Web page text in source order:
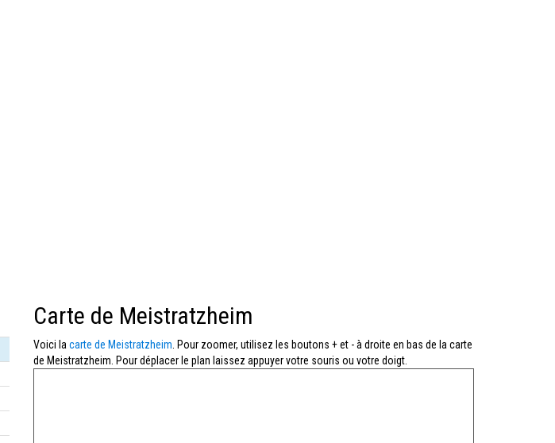
Carte de Meistratzheim
Voici la carte de Meistratzheim . Pour zoomer, utilisez les boutons + et - à droite en bas de la carte
de Meistratzheim. Pour déplacer le plan laissez appuyer votre souris ou votre doigt.